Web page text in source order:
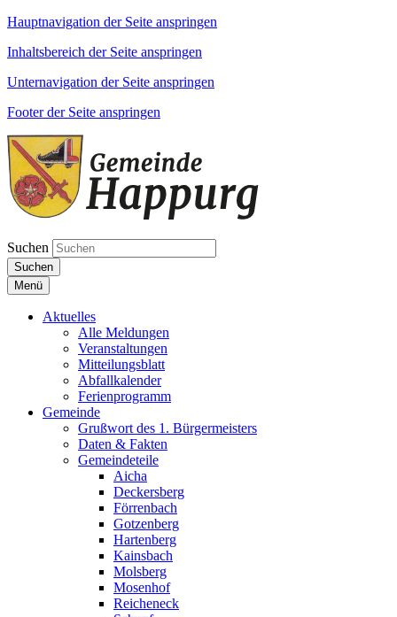
Hauptnavigation der Seite anspringen
Inhaltsbereich der Seite anspringen
Unternavigation der Seite anspringen
Footer der Seite anspringen
Suchen
Suchen
Menü
Aktuelles
Alle Meldungen
Veranstaltungen
Mitteilungsblatt
Abfallkalender
Ferienprogramm
Gemeinde
Grußwort des 1. Bürgermeisters
Daten & Fakten
Gemeindeteile
Aicha
Deckersberg
Förrenbach
Gotzenberg
Hartenberg
Kainsbach
Molsberg
Mosenhof
Reicheneck